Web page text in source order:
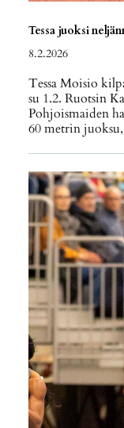
Tessa juoksi
8.2.2026
Tessa Moisio
su 1.2. Ruotsin
Pohjoismaiden
60 metrin